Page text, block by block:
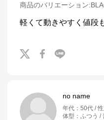
商品のバリエーション:
軽くて動きやすく値段
no name
年代 ： 50代 性
体型 ： ふつう